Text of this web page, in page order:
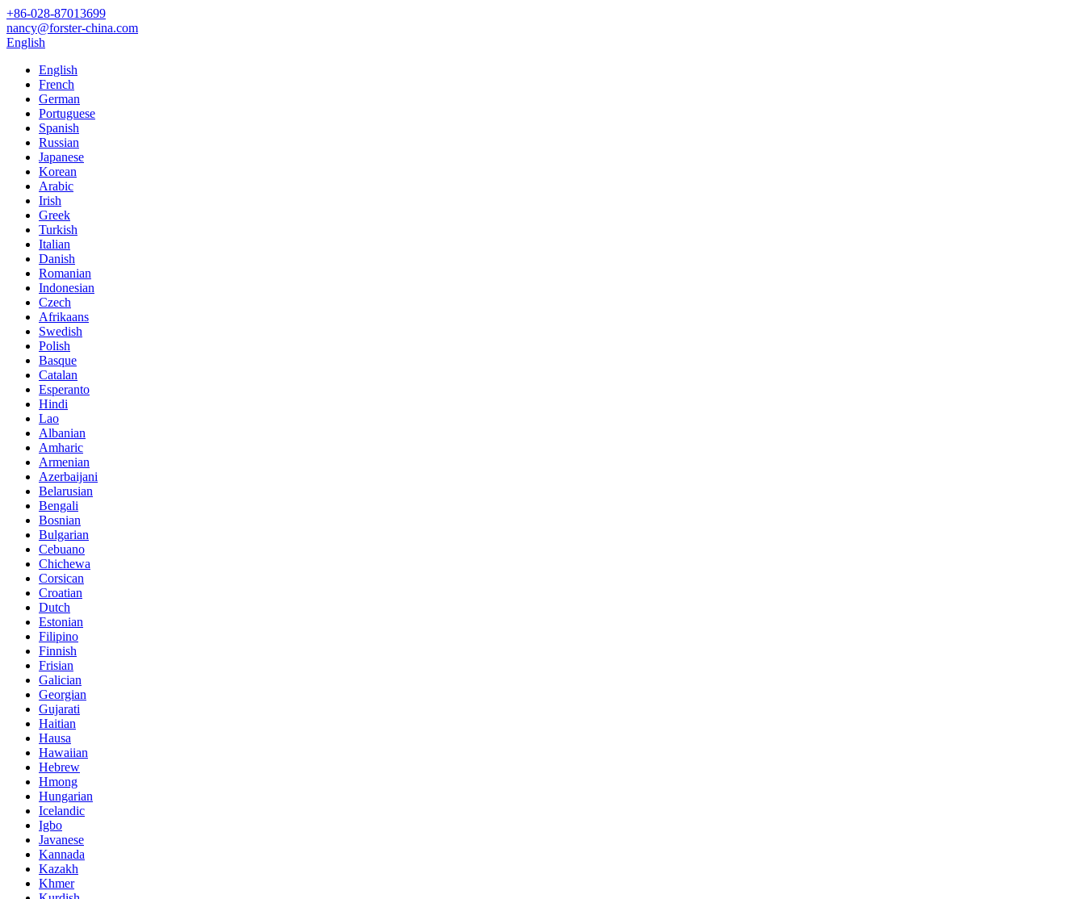
+86-028-87013699
nancy@forster-china.com
English
English
French
German
Portuguese
Spanish
Russian
Japanese
Korean
Arabic
Irish
Greek
Turkish
Italian
Danish
Romanian
Indonesian
Czech
Afrikaans
Swedish
Polish
Basque
Catalan
Esperanto
Hindi
Lao
Albanian
Amharic
Armenian
Azerbaijani
Belarusian
Bengali
Bosnian
Bulgarian
Cebuano
Chichewa
Corsican
Croatian
Dutch
Estonian
Filipino
Finnish
Frisian
Galician
Georgian
Gujarati
Haitian
Hausa
Hawaiian
Hebrew
Hmong
Hungarian
Icelandic
Igbo
Javanese
Kannada
Kazakh
Khmer